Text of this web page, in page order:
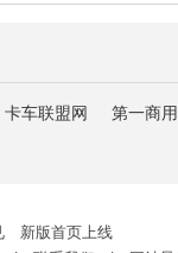
卡车联盟网 第一商
新版首页上线